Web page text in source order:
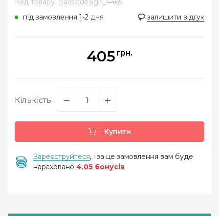
Код товару: classicdesign_4465
під замовлення 1-2 дня
залишити відгук
405 грн.
Кількість:
Купити
Зареєструйтеся, і за це замовлення вам буде
нараховано 4.05 бонусів